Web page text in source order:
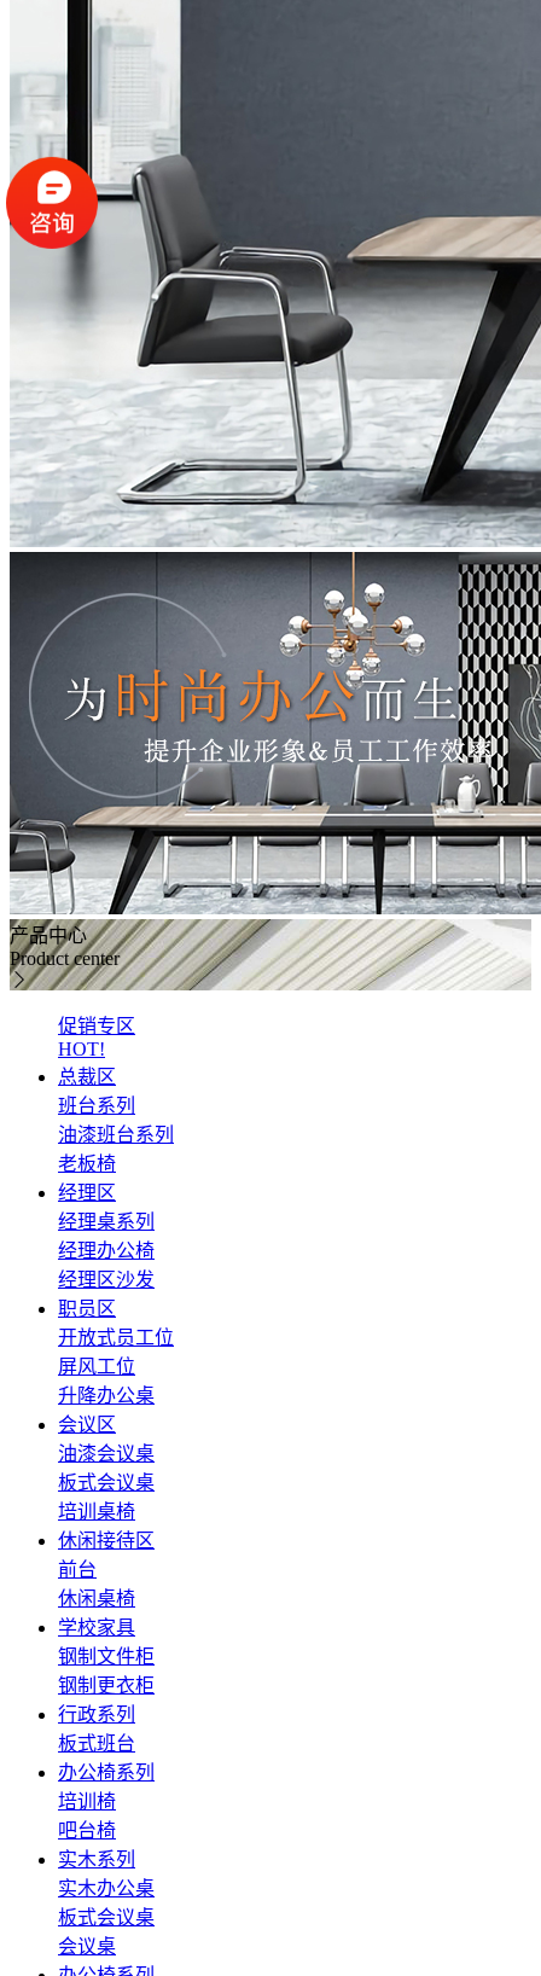
产品中心
Product center
促销专区
HOT!
总裁区
班台系列
油漆班台系列
老板椅
经理区
经理桌系列
经理办公椅
经理区沙发
职员区
开放式员工位
屏风工位
升降办公桌
会议区
油漆会议桌
板式会议桌
培训桌椅
休闲接待区
前台
休闲桌椅
学校家具
钢制文件柜
钢制更衣柜
行政系列
板式班台
办公椅系列
培训椅
吧台椅
实木系列
实木办公桌
板式会议桌
会议桌